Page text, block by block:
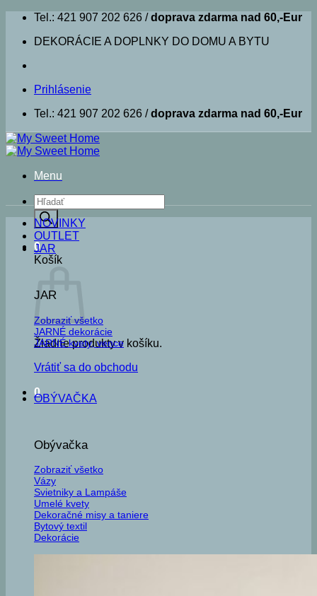
Skip
content
Tel.: 421 907 202 626 /doprava zdarma nad 60,-Eur
DEKORÁCIE A DOPLNKY DO DOMU A BYTU
Prihlásenie
Tel.: 421 907 202 626 /doprava zdarma nad 60,-Eur
Menu
Products
search
0
Košík
Žiadne produkty v košíku.
Vrátiť sa do obchodu
0
NOVINKY
OUTLET
JAR
JAR
Zobraziť všetko
JARNÉ dekorácie
JARNÉ kvety, vence
OBÝVAČKA
Obývačka
Zobraziť všetko
Vázy
Svietniky a Lampáše
Umelé kvety
Dekoračné misy a taniere
Bytový textil
Dekorácie